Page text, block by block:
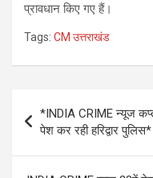
प्रावधान किए गए हैं।
Tags: CM उत्तराखंड
navigation
*INDIA CRIME न्यूज
पेश कर रही हरिद्वार पुलिस*